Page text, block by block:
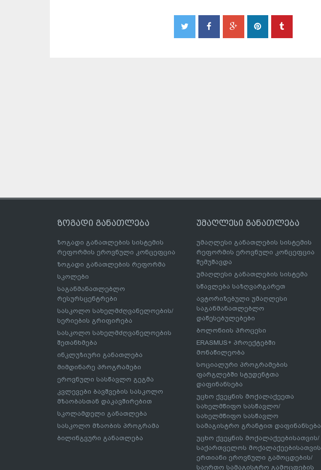
ზოგადი განათლება
ზოგადი განათლების სისტემის
რეფორმის ეროვნული კონცეფცია
ზოგადი განათლების რეფორმა
სკოლები
საგანმანათლებლო
რესურსცენტრები
სასკოლო სახელმძღვანელოების/
სერიების გრიფირება
სასკოლო სახელმძღვანელოების
შეთანხმება
ინკლუზიური განათლება
მიმდინარე პროგრამები
ეროვნული სასწავლო გეგმა
კვლევები ბავშვების სასკოლო
მზაობასთან დაკავშირებით
სკოლამდელი განათლება
სასკოლო მზაობის პროგრამა
ბილინგვური განათლება
უმაღლესი განათლება
უმაღლესი განათლების სისტემის
რეფორმის ეროვნული კონცეფცია
შემუშავდა
უმაღლესი განათლების სისტემა
სწავლება საზღვარგარეთ
ავტორიზებული უმაღლესი
საგანმანათლებლო
დაწესებულებები
ბოლონიის პროცესი
ERASMUS+ პროექტებში
მონაწილეობა
სოციალური პროგრამების
ფარგლებში სტუდენტთა
დაფინანსება
უცხო ქვეყნის მოქალაქეეთა
სახელმწიფო სასწავლო/
სახელმწიფო სასწავლო
სამაგისტრო გრანტით დაფინანსება
უცხო ქვეყნის მოქალაქეებისათვის/
საქართველოს მოქალაქეებისათვის
ერთიანი ეროვნული გამოცდების/
საერთო სამაგისტრო გამოცდების